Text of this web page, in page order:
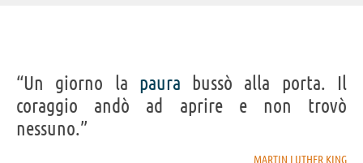
“Un giorno la paura bussò alla porta. Il
coraggio andò ad aprire e non trovò
nessuno.”
MARTIN LUTHER KING